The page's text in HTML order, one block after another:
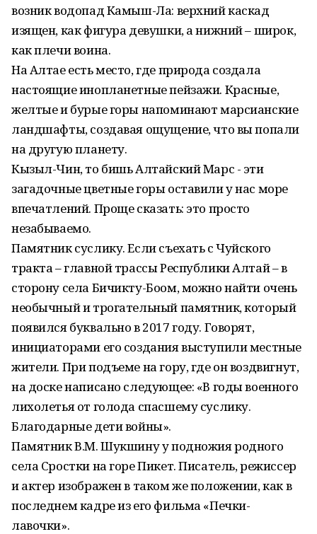
возник водопад Камыш-Ла: верхний каскад
изящен, как фигура девушки, а нижний – широк,
как плечи воина.
На Алтае есть место, где природа создала
настоящие инопланетные пейзажи. Красные,
желтые и бурые горы напоминают марсианские
ландшафты, создавая ощущение, что вы попали
на другую планету.
Кызыл-Чин, то бишь Алтайский Марс - эти
загадочные цветные горы оставили у нас море
впечатлений. Проще сказать: это просто
незабываемо.
Памятник суслику. Если съехать с Чуйского
тракта – главной трассы Республики Алтай – в
сторону села Бичикту-Боом, можно найти очень
необычный и трогательный памятник, который
появился буквально в 2017 году. Говорят,
инициаторами его создания выступили местные
жители. При подъеме на гору, где он воздвигнут,
на доске написано следующее: «В годы военного
лихолетья от голода спасшему суслику.
Благодарные дети войны».
Памятник В.М. Шукшину у подножия родного
села Сростки на горе Пикет. Писатель, режиссер
и актер изображен в таком же положении, как в
последнем кадре из его фильма «Печки-
лавочки».